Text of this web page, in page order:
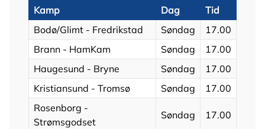
Kamp Dag
Tid
Bodø/Glimt - Fredrikstad
Søndag
17.00
Brann - HamKam
Søndag
17.00
Haugesund - Bryne
Søndag
17.00
Kristiansund - Tromsø
Søndag
17.00
Rosenborg -
Strømsgodset
Søndag 17.00